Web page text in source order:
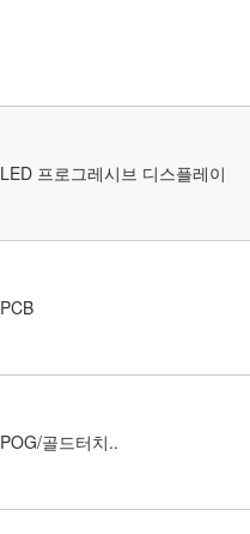
LED 프로그레시브 디스플레이
PCB
POG/골드터치..